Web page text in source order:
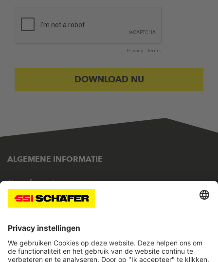
Privacy - Terms
ALGEMENE INFORMATIE
Site informatie
Privacy
SSI twitter SSI facebookSSI youtubeSSI linkedin